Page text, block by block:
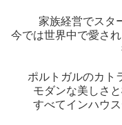
家族経営でスタ
今では世界中で愛さ
ポルトガルのカト
モダンな美しさ
すべてインハウ